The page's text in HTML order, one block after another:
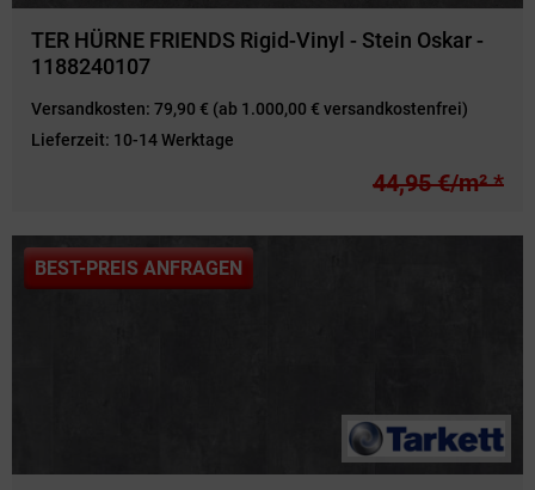
TER HÜRNE FRIENDS Rigid-Vinyl - Stein Oskar -
1188240107
Versandkosten: 79,90 € (ab 1.000,00 € versandkostenfrei)
Lieferzeit: 10-14 Werktage
44,95 €/m² *
BEST-PREIS ANFRAGEN